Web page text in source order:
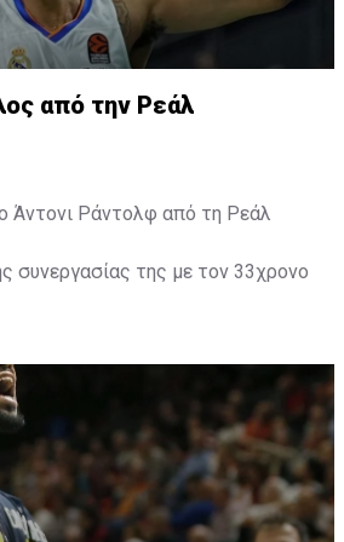
από την Ρεάλ
Άντονι Ράντολφ από τη Ρεάλ
συνεργασίας της με τον 33χρονο
από την πλευρά του
μετακινήθηκε το 2016 στη
μία εξαιρετική διετία στη Ρωσία
και κατέκτησε 12 τίτλους
2 Κύπελλα, 5 Σούπερ